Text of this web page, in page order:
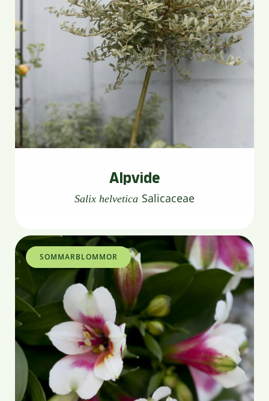
Alpvide
Salix helvetica Salicaceae
SOMMARBLOMMOR